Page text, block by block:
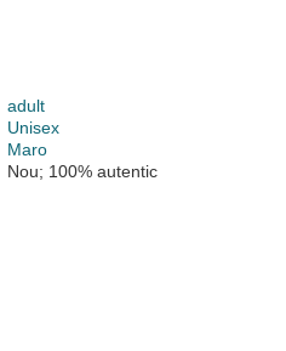
adult
Unisex
Maro
Nou; 100% autentic